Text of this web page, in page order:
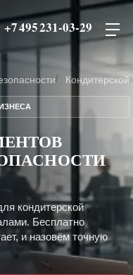
+7 495 231-03-29
Кондитерской
кондитерской
Бесплатно
и назовём точную